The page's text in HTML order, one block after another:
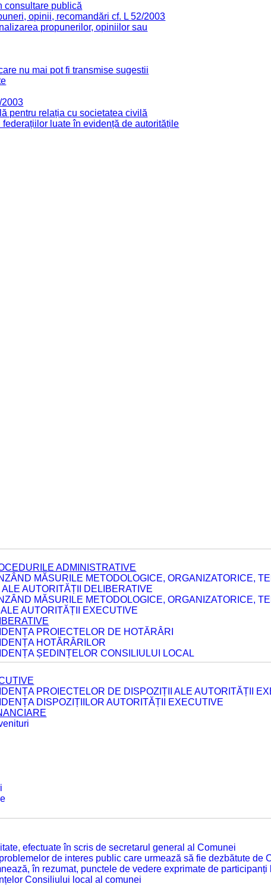
consultare publică
opinii, recomandări cf. L 52/2003
propunerilor, opiniilor sau
nu mai pot fi transmise sugestii
2003
pentru relația cu societatea civilă
luate în evidență de autoritățile
ADMINISTRATIVE
MĂSURILE METODOLOGICE, ORGANIZATORICE,
AUTORITĂȚII DELIBERATIVE
MĂSURILE METODOLOGICE, ORGANIZATORICE,
AUTORITĂȚII EXECUTIVE
PROIECTELOR DE HOTĂRÂRI
HOTĂRÂRILOR
ȘEDINȚELOR CONSILIULUI LOCAL
PROIECTELOR DE DISPOZIȚII ALE AUTORITĂȚII
DISPOZIȚIILOR AUTORITĂȚII EXECUTIVE
efectuate în scris de secretarul general al Comunei
de interes public care urmează să fie dezbătute de
în rezumat, punctele de vedere exprimate de
Consiliului local al comunei